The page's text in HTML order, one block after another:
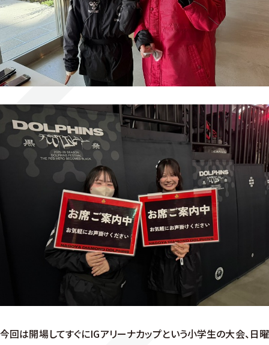
今回は開場してすぐにIGアリーナカップという小学生の大会、日曜